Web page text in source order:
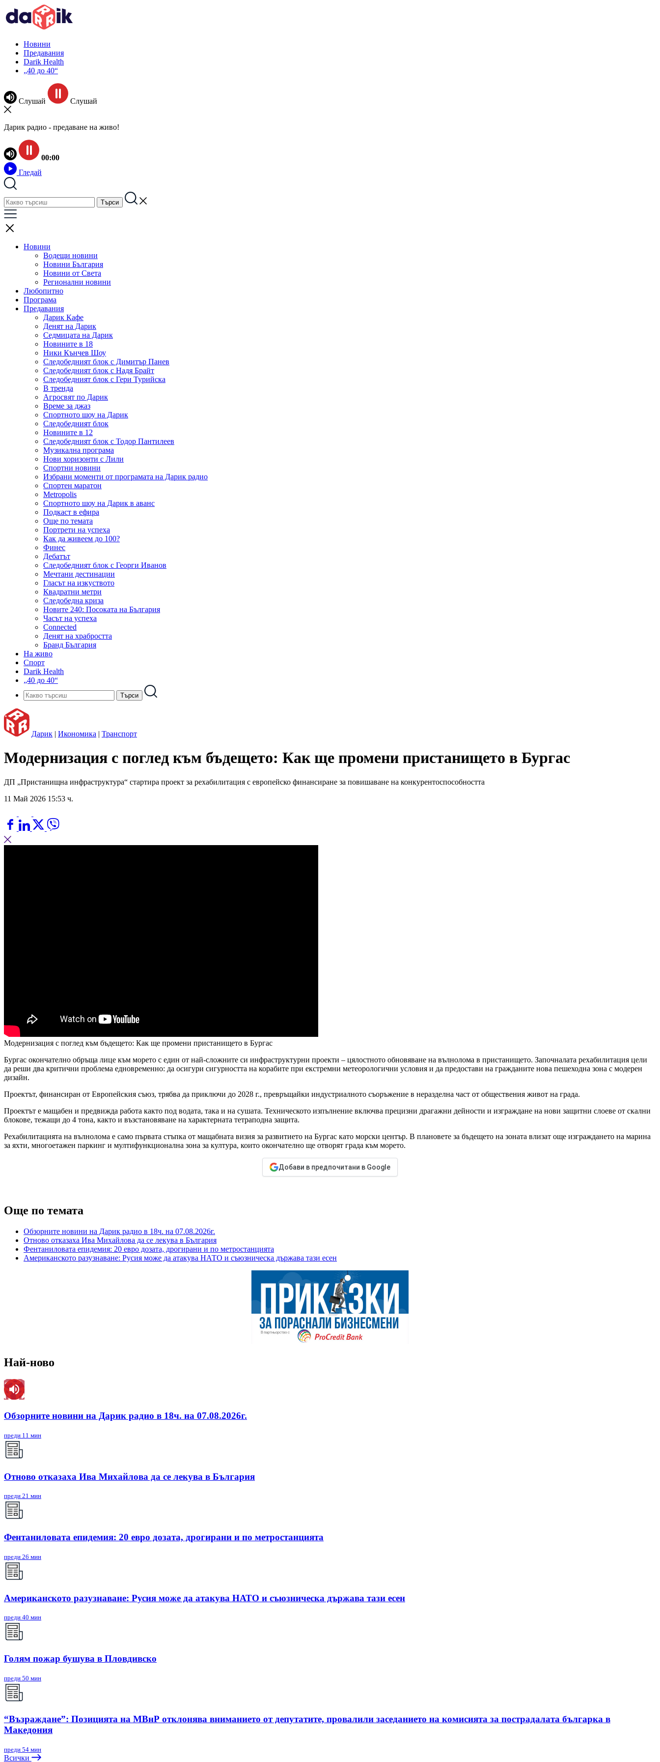
Новини
Предавания
Darik Health
„40 до 40“
Слушай Слушай
Дарик радио - предаване на живо!
00:00
Гледай
Новини
Водещи новини
Новини България
Новини от Света
Регионални новини
Любопитно
Програма
Предавания
Дарик Кафе
Денят на Дарик
Седмицата на Дарик
Новините в 18
Ники Кънчев Шоу
Следобедният блок с Димитър Панев
Следобедният блок с Надя Брайт
Следобедният блок с Гери Турийска
В тренда
Агросвят по Дарик
Време за джаз
Спортното шоу на Дарик
Следобедният блок
Новините в 12
Следобедният блок с Тодор Пантилеев
Музикална програма
Нови хоризонти с Лили
Спортни новини
Избрани моменти от програмата на Дарик радио
Спортен маратон
Metropolis
Спортното шоу на Дарик в аванс
Подкаст в ефира
Още по темата
Портрети на успеха
Как да живеем до 100?
Финес
Дебатът
Следобедният блок с Георги Иванов
Мечтани дестинации
Гласът на изкуството
Квадратни метри
Следобедна криза
Новите 240: Посоката на България
Часът на успеха
Connected
Денят на храбростта
Бранд България
На живо
Спорт
Darik Health
„40 до 40“
Дарик | Икономика | Транспорт
Модернизация с поглед към бъдещето: Как ще промени пристанището в Бургас
ДП „Пристанищна инфраструктура“ стартира проект за рехабилитация с европейско финансиране за повишаване на конкурентоспособността
11 Май 2026 15:53 ч.
Модернизация с поглед към бъдещето: Как ще промени пристанището в Бургас
Бургас окончателно обръща лице към морето с един от най-сложните си инфраструктурни проекти – цялостното обновяване на вълнолома в пристанището. Започналата рехабилитация цели
да реши два критични проблема едновременно: да осигури сигурността на корабите при екстремни метеорологични условия и да предостави на гражданите нова пешеходна зона с модерен
дизайн.
Проектът, финансиран от Европейския съюз, трябва да приключи до 2028 г., превръщайки индустриалното съоръжение в неразделна част от обществения живот на града.
Проектът е мащабен и предвижда работа както под водата, така и на сушата. Техническото изпълнение включва прецизни драгажни дейности и изграждане на нови защитни слоеве от скални
блокове, тежащи до 4 тона, както и възстановяване на характерната тетраподна защита.
Рехабилитацията на вълнолома е само първата стъпка от мащабната визия за развитието на Бургас като морски център. В плановете за бъдещето на зоната влизат още изграждането на марина
за яхти, многоетажен паркинг и мултифункционална зона за култура, които окончателно ще отворят града към морето.
Добави в предпочитани в Google
Още по темата
Обзорните новини на Дарик радио в 18ч. на 07.08.2026г.
Отново отказаха Ива Михайлова да се лекува в България
Фентаниловата епидемия: 20 евро дозата, дрогирани и по метростанцията
Американското разузнаване: Русия може да атакува НАТО и съюзническа държава тази есен
Най-ново
Обзорните новини на Дарик радио в 18ч. на 07.08.2026г.
преди 11 мин
Отново отказаха Ива Михайлова да се лекува в България
преди 21 мин
Фентаниловата епидемия: 20 евро дозата, дрогирани и по метростанцията
преди 26 мин
Американското разузнаване: Русия може да атакува НАТО и съюзническа държава тази есен
преди 40 мин
Голям пожар бушува в Пловдивско
преди 50 мин
“Възраждане”: Позицията на МВнР отклонява вниманието от депутатите, провалили заседанието на комисията за пострадалата българка в
Македония
преди 54 мин
Всички